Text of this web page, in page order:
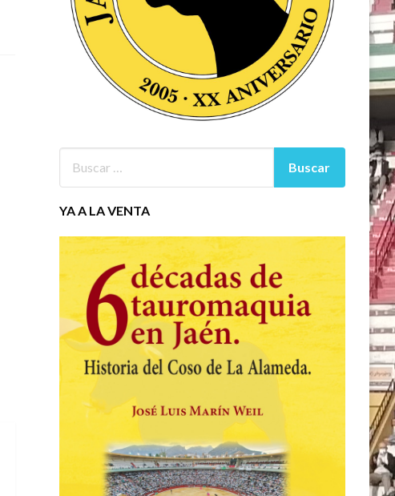
YA A LA VENTA